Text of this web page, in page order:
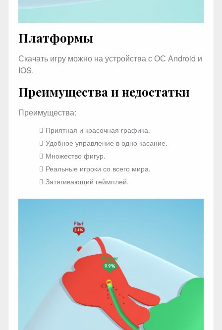
Платформы
Скачать игру можно на устройства с ОС Android и
IOS.
Преимущества и недостатки
Преимущества:
Приятная и красочная графика.
Удобное управление в одно касание.
Множество фигур.
Реальные игроки со всего мира.
Затягивающий геймплей.